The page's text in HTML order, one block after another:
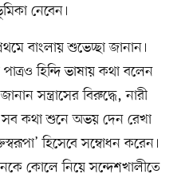
নেবেন।
বাংলায় শুভেচ্ছা জানান।
হিন্দি ভাষায় কথা বলেন
সন্ত্রাসের বিরুদ্ধে, নারী
সব কথা শুনে অভয় দেন রেখা
হিসেবে সম্বোধন করেন।
কোলে নিয়ে সন্দেশখালীতে